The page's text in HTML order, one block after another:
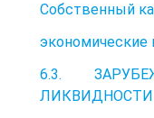
Собственный
6.3.